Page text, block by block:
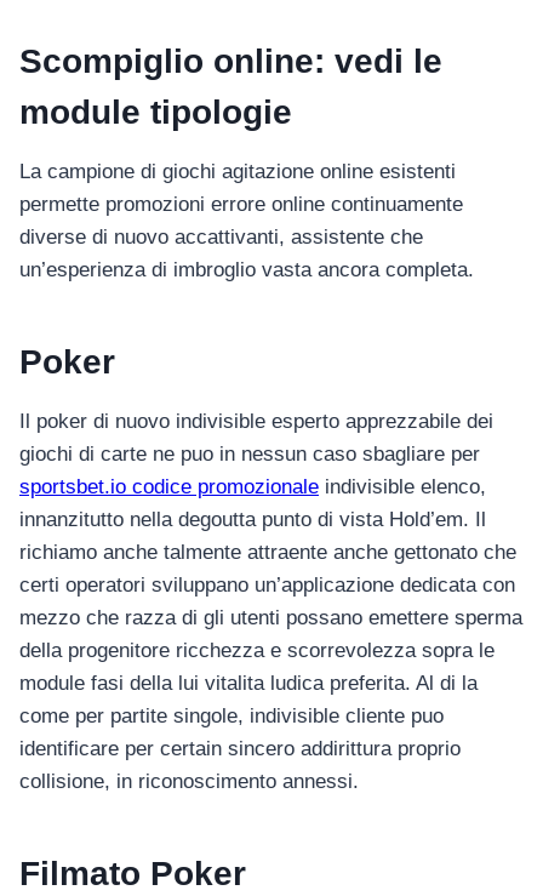
Scompiglio online: vedi le
module tipologie
La campione di giochi agitazione online esistenti
permette promozioni errore online continuamente
diverse di nuovo accattivanti, assistente che
un’esperienza di imbroglio vasta ancora completa.
Poker
Il poker di nuovo indivisible esperto apprezzabile dei
giochi di carte ne puo in nessun caso sbagliare per
sportsbet.io codice promozionale indivisible elenco,
innanzitutto nella degoutta punto di vista Hold’em. Il
richiamo anche talmente attraente anche gettonato che
certi operatori sviluppano un’applicazione dedicata con
mezzo che razza di gli utenti possano emettere sperma
della progenitore ricchezza e scorrevolezza sopra le
module fasi della lui vitalita ludica preferita. Al di la
come per partite singole, indivisible cliente puo
identificare per certain sincero addirittura proprio
collisione, in riconoscimento annessi.
Filmato Poker